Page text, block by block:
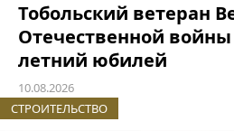
Тобольский ветеран
Отечественной войны
летний юбилей
10.08.2026
СТРОИТЕЛЬСТВО